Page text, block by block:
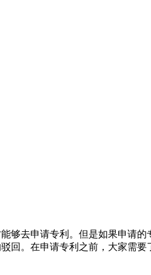
去申请专利。但是如果申请的
回。在申请专利之前，大家需